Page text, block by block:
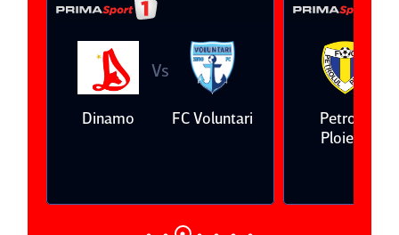
Dinamo
Vs
FC Voluntari
Petrolul
Ploieşti